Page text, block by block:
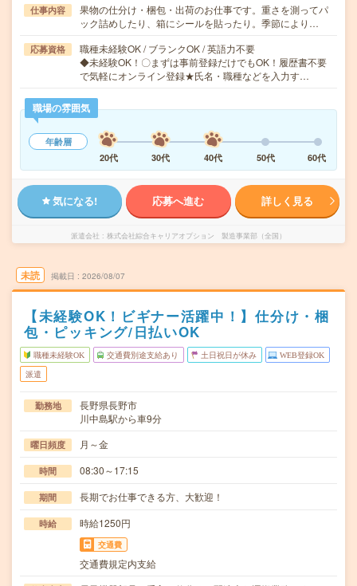
仕事内容
果物の仕分け・梱包・出荷のお仕事です。重さを測ってパ
ック詰めしたり、箱にシールを貼ったり。季節により…
応募資格
職種未経験OK / ブランクOK / 英語力不要
◆未経験OK！〇まずは事前登録だけでもOK！履歴書不要
で気軽にオンライン登録★氏名・職種などを入力す…
職場の雰囲気
年齢層
20代
30代 40代 50代 60代
気になる! 応募へ進む 詳しく見る
派遣会社 株式会社綜合キャリアオプション 製造事業部（全国）
未読 掲載日 2026/08/07
【未経験OK！ビギナー活躍中！】仕分け・梱
包・ピッキング/日払いOK
職種未経験OK 交通費別途支給あり 土日祝日が休み WEB登録OK
派遣
勤務地
長野県長野市
川中島駅から車9分
曜日頻度 月～金
時間 08:30～17:15
期間 長期でお仕事できる方、大歓迎！
時給 時給1250円
交通費
交通費規定内支給